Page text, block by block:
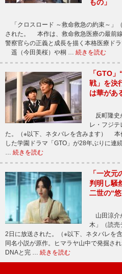
もの」
「クロスロード ～救命救急の約束～」
された。 本作は、救命救急医療の最前
警察官らの正義と成長を描く本格医療ド
遥（今田美桜）や桐 … 続きを読む
「GTO
戦」を決
は華があ
反町隆史
レ・フジ
た。（※以下、ネタバレを含みます） 本
した学園ドラマ「GTO」が28年ぶりに連
… 続きを読む
「一次
判明し騒
二世の“
山田涼介
木」（読売
2日に放送された。（※以下、ネタバレ
同名小説が原作。ヒマラヤ山中で発掘さ
DNAと完 … 続きを読む